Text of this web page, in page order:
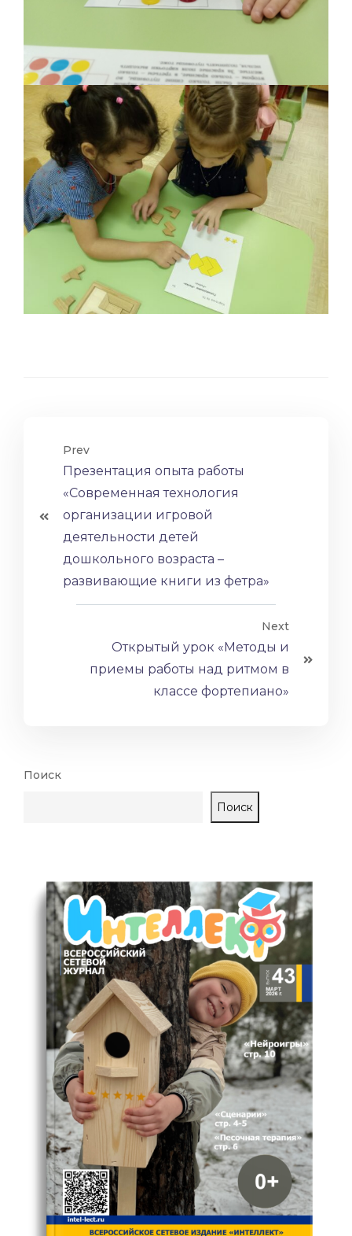
Prev
Презентация опыта работы
«Современная технология
организации игровой
деятельности детей
дошкольного возраста –
развивающие книги из фетра»
Next
Открытый урок «Методы и
приемы работы над ритмом в
классе фортепиано»
Поиск
Поиск